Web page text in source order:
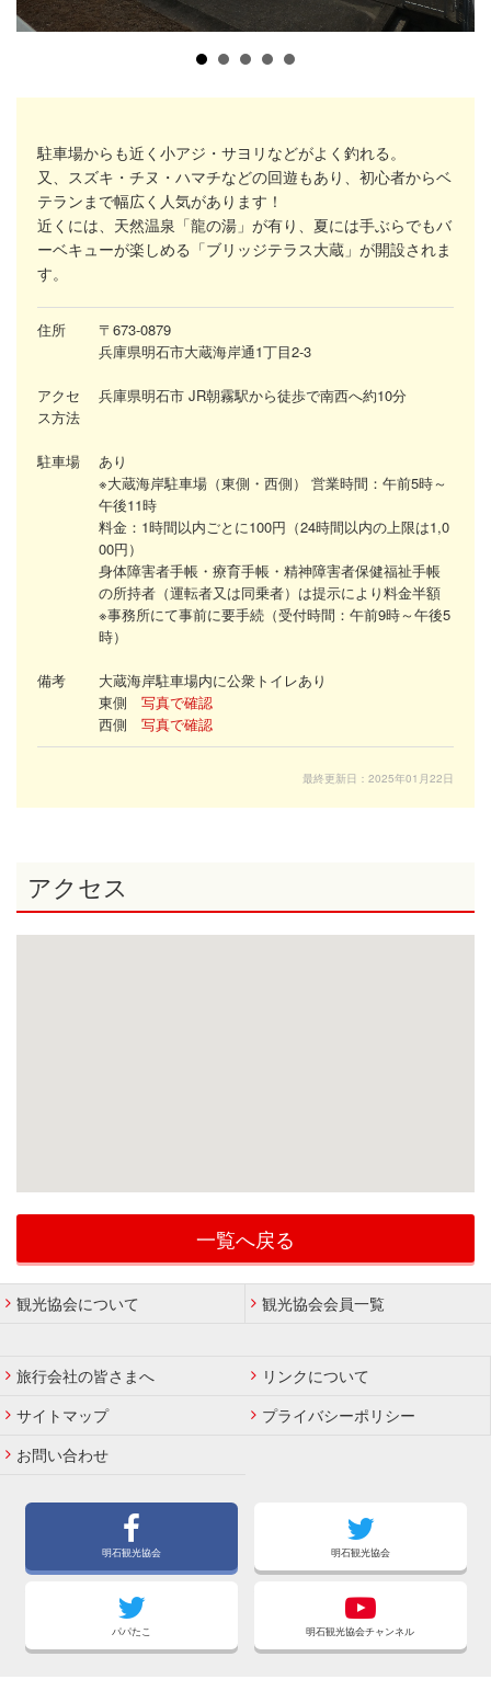
駐車場からも近く 小アジ ・ サヨリ などがよく釣れる。
又、 スズキ ・ チヌ ・ ハマチなどの回遊もあり、 初心者からベ
テランまで幅広く人気があります！
近くには、天然温泉「龍の湯」が有り、夏には手ぶらでもバ
ーベキューが楽しめる「ブリッジテラス大蔵」が開設されま
す。
住所
〒673-0879
兵庫県明石市大蔵海岸通1丁目2-3
アクセ
ス方法
兵庫県明石市 JR朝霧駅から徒歩で南西へ約10分
駐車場
あり
※大蔵海岸駐車場（東側・西側）
営業時間：午前5時～
午後11時
料金：1時間以内ごとに100円（24時間以内の上限は1,0
00円）
身体障害者手帳・療育手帳・精神障害者保健福祉手帳
の所持者（運転者又は同乗者）は提示により料金半額
※事務所にて事前に要手続（受付時間：午前9時～午後5
時）
備考
大蔵海岸駐車場内に公衆トイレあり
東側 写真で確認
西側 写真で確認
最終更新日：2025年01月22日
アクセス
一覧へ戻る
観光協会について 観光協会会員一覧
旅行会社の皆さまへ
リンクについて
サイトマップ
プライバシーポリシー
お問い合わせ
明石観光協会 明石観光協会
パパたこ 明石観光協会チャンネル